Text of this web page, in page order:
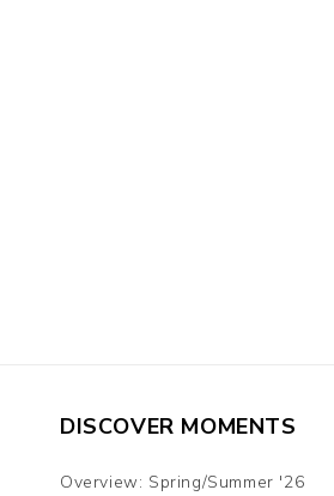
DISCOVER MOMENTS
Overview: Spring/Summer '26